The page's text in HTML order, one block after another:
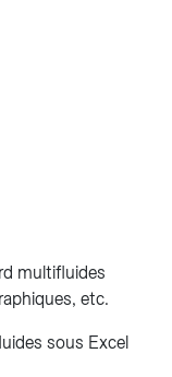
multifluides
etc.
sous Excel